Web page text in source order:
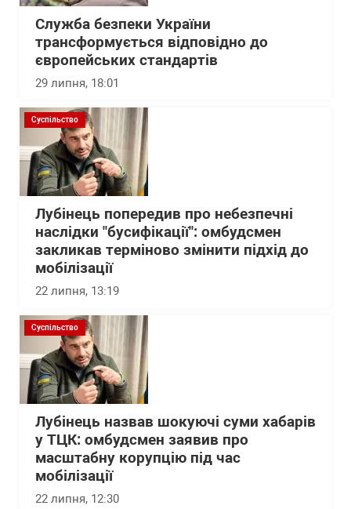
Служба безпеки України
трансформується відповідно до
європейських стандартів
29 липня, 18:01
Суспільство
Лубінець попередив про небезпечні
наслідки "бусифікації": омбудсмен
закликав терміново змінити підхід до
мобілізації
22 липня, 13:19
Суспільство
Лубінець назвав шокуючі суми хабарів
у ТЦК: омбудсмен заявив про
масштабну корупцію під час
мобілізації
22 липня, 12:30